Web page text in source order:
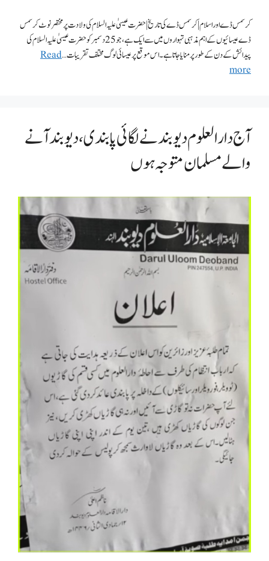
کرسمس ڈے اور اسلام | کرسمس ڈے کی تاریخ | حضرت عیسیٰ علیہ السلام کی ولادت پر مختصر نوٹ کرسمس
ڈے عیسائیوں کے اہم مذہبی تہواروں میں سے ایک ہے، جو 25 دسمبر کو حضرت عیسیٰ علیہ السلام کی
پیدائش کے دن کے طور پر منایا جاتا ہے۔ اس موقع پر عیسائی لوگ مختلف تقریبات …Read
more
آج دار العلوم دیوبند نے لگائی پابندی، دیوبند آنے
والے مسلمان متوجہ ہوں